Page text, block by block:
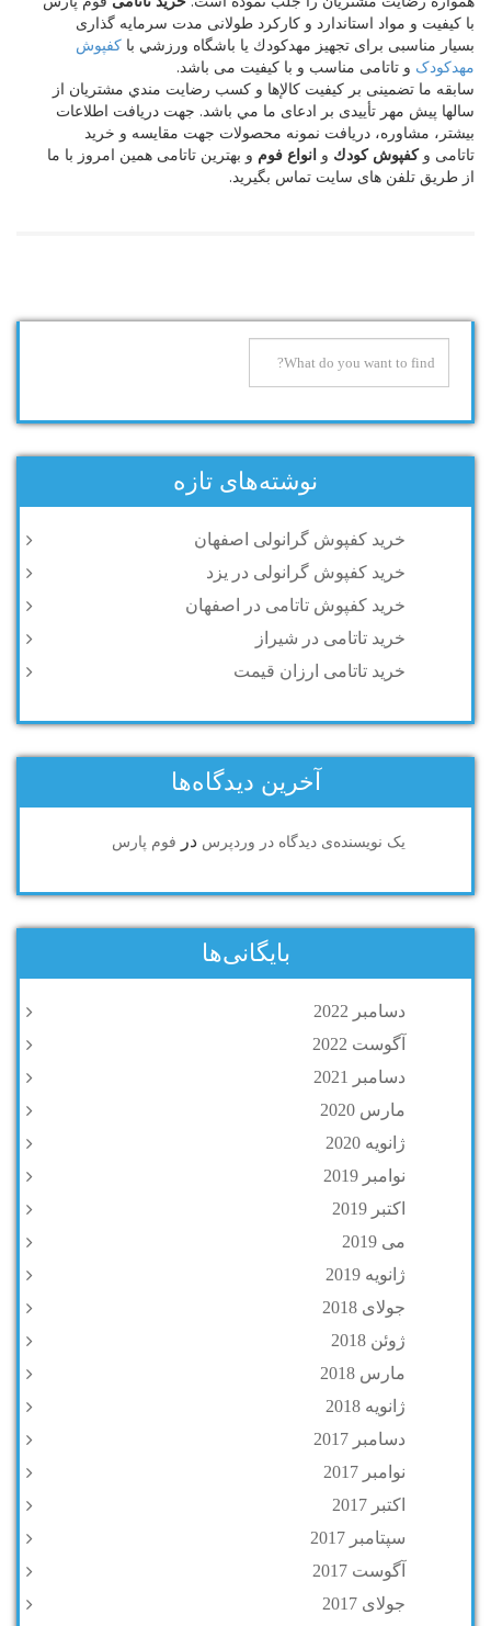
با كيفيت و مواد استاندارد و كاركرد طولانی مدت سرمايه گذاری
بسیار مناسبی برای تجهيز مهدكودك يا باشگاه ورزشي با كفپوش
مهدکودک و تاتامی مناسب و با كيفيت می باشد.
سابقه ما تضمينی بر كيفيت كالإها و كسب رضايت مندي مشتريان از
سالها پيش مهر تأييدی بر ادعای ما مي باشد. جهت دريافت اطلاعات
بيشتر، مشاوره، دريافت نمونه محصولات جهت مقايسه و خريد
تاتامی و كفپوش كودك و انواع فوم و بهترين تاتامی همين امروز با ما
از طريق تلفن های سايت تماس بگيريد.
نوشته‌های تازه
خرید کفپوش گرانولی اصفهان
خرید کفپوش گرانولی در یزد
خرید کفپوش تاتامی در اصفهان
خرید تاتامی در شیراز
خرید تاتامی ارزان قیمت
آخرین دیدگاه‌ها
یک نویسنده‌ی دیدگاه در وردپرس در فوم پارس
بایگانی‌ها
دسامبر 2022
آگوست 2022
دسامبر 2021
مارس 2020
ژانویه 2020
نوامبر 2019
اکتبر 2019
می 2019
ژانویه 2019
جولای 2018
ژوئن 2018
مارس 2018
ژانویه 2018
دسامبر 2017
نوامبر 2017
اکتبر 2017
سپتامبر 2017
آگوست 2017
جولای 2017